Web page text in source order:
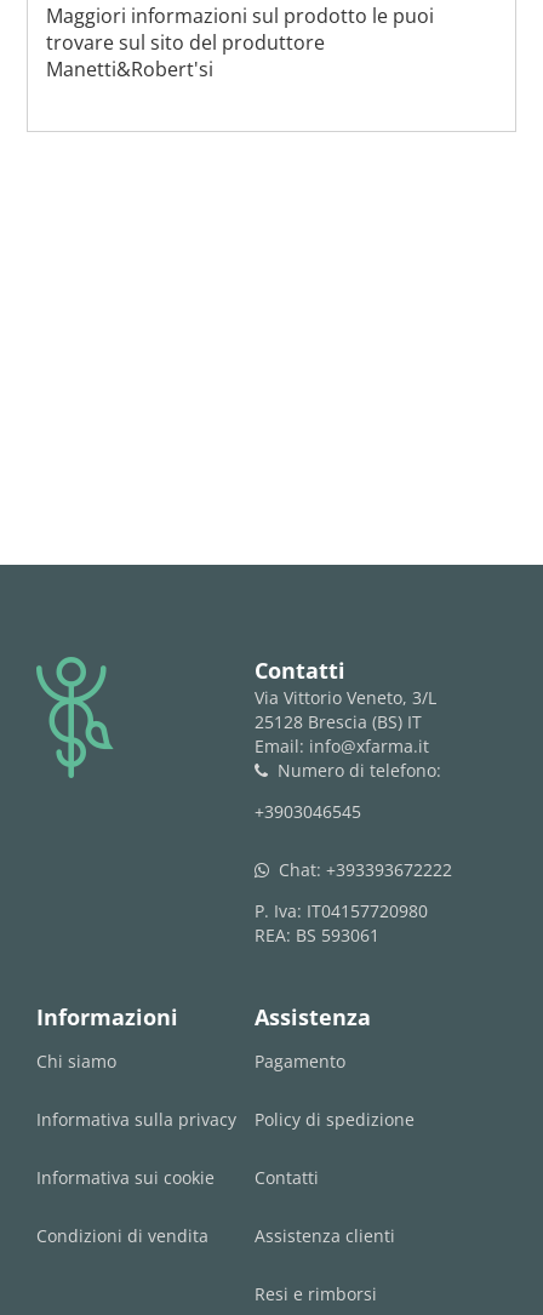
Maggiori informazioni sul prodotto le puoi
trovare sul sito del produttore
Manetti&Robert'si
logo Contatti
Via Vittorio Veneto, 3/L
25128 Brescia (BS) IT
Email: info@xfarma.it
phone
Numero di telefono:
+3903046545
whatsapp Chat: +393393672222
P. Iva: IT04157720980
REA: BS 593061
Informazioni
Chi siamo
Informativa sulla privacy
Informativa sui cookie
Condizioni di vendita
Assistenza
Pagamento
Policy di spedizione
Contatti
Assistenza clienti
Resi e rimborsi